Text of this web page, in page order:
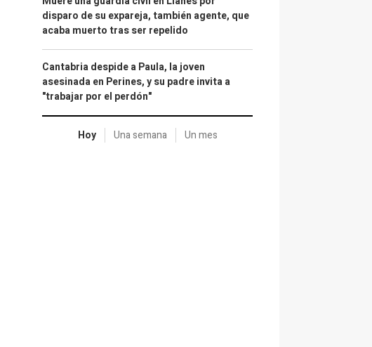
disparo de su expareja, también agente, que
acaba muerto tras ser repelido
Cantabria despide a Paula, la joven
asesinada en Perines, y su padre invita a
"trabajar por el perdón"
Hoy Una semana Un mes